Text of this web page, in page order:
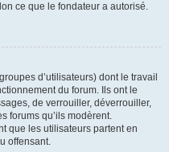
ce que le fondateur a autorisé.
d’utilisateurs) dont le travail
du forum. Ils ont le
de verrouiller, déverrouiller,
forums qu’ils modèrent.
que les utilisateurs partent en
offensant.